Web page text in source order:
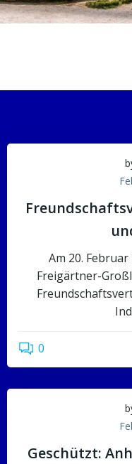
Am 20.
Freigärtner-
0
Geschützt: